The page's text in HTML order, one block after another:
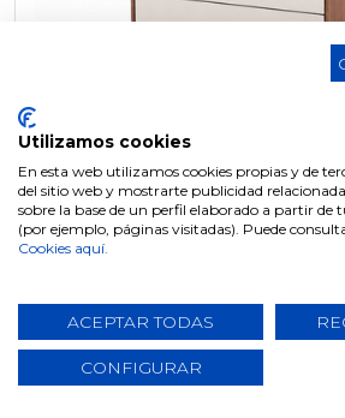
MESITA M-501
Utilizamos cookies
En esta web utilizamos cookies propias y de
del sitio web y mostrarte publicidad
sobre la base de un perfil elaborado a partir de
(por ejemplo, páginas visitadas). Puede
Cookies aquí.
ACEPTAR TODAS
CONFIGURAR